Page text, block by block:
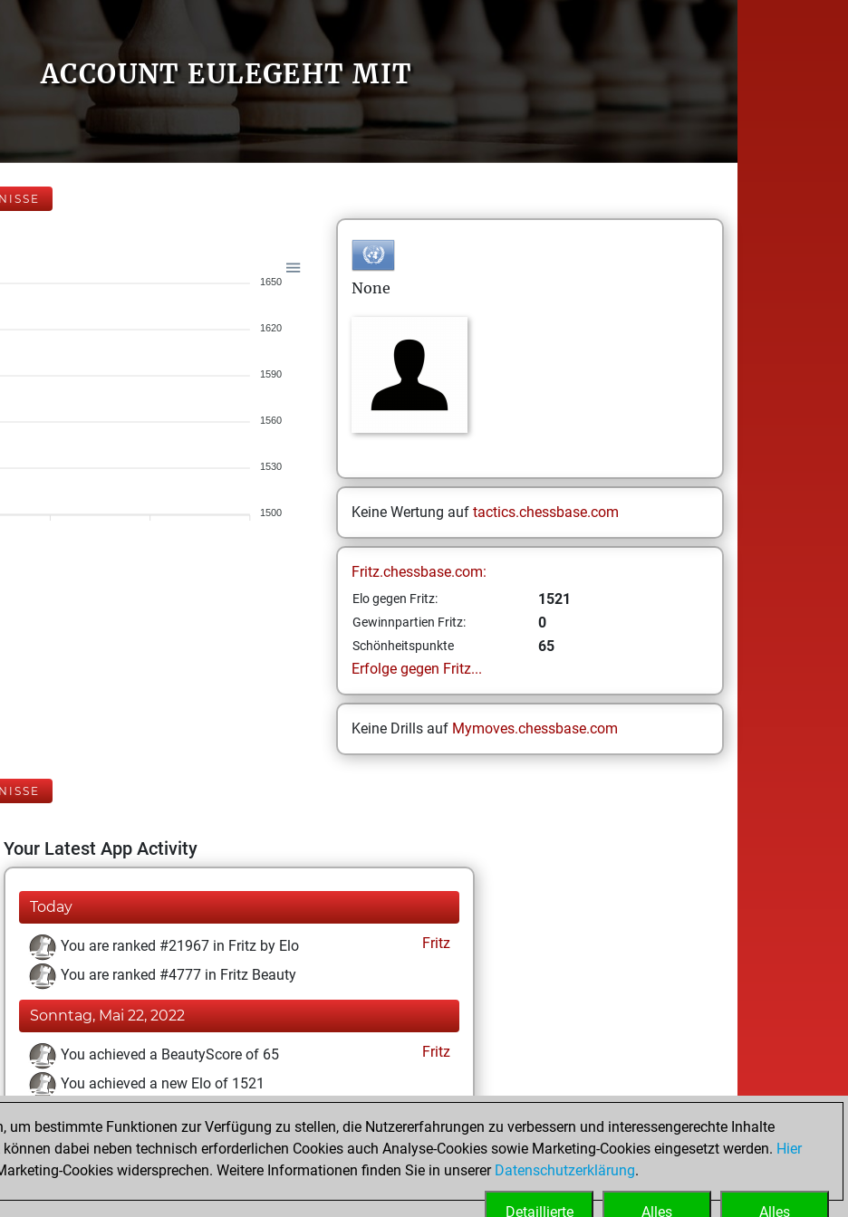
ACCOUNT EULEGEHT MIT
1650
1620
1590
1560
1530
1500
None
Keine Wertung auf tactics.chessbase.com
Fritz.chessbase.com:
Elo gegen Fritz: 1521
Gewinnpartien Fritz: 0
Schönheitspunkte
65
Erfolge gegen Fritz...
Keine Drills auf Mymoves.chessbase.com
Your Latest App Activity
Today
You are ranked #21967 in Fritz by Elo
Fritz
You are ranked #4777 in Fritz Beauty
Sonntag, Mai 22, 2022
You achieved a BeautyScore of 65
Fritz
You achieved a new Elo of 1521
You played 2 blitz games
Play
You scored +0 =0 -2 in blitz
um bestimmte Funktionen zur Verfügung zu stellen, die Nutzererfahrungen zu verbessern und interessengerechte Inhalte
dabei neben technisch erforderlichen Cookies auch Analyse-Cookies sowie Marketing-Cookies eingesetzt werden. Hier
Cookies widersprechen. Weitere Informationen finden Sie in unserer Datenschutzerklärung.
Alles
Alles
Detaillierte